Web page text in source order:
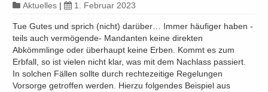
Aktuelles | 1. Februar 2023
Tue Gutes und sprich (nicht) darüber… Immer häufiger haben -
teils auch vermögende- Mandanten keine direkten
Abkömmlinge oder überhaupt keine Erben. Kommt es zum
Erbfall, so ist vielen nicht klar, was mit dem Nachlass passiert.
In solchen Fällen sollte durch rechtezeitige Regelungen
Vorsorge getroffen werden. Hierzu folgendes Beispiel aus